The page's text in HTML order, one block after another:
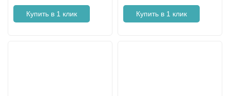
Купить в 1 клик Купить в 1 клик